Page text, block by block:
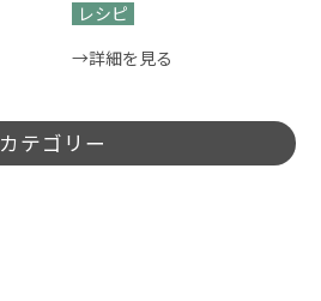
レシピ
→詳細を見る
カテゴリー